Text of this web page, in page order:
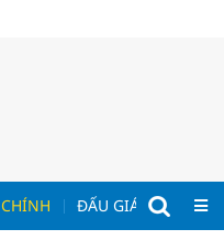
ĐẤU GIÁ - ĐẤU